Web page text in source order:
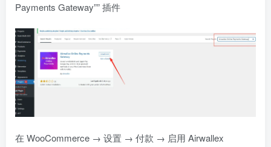
Payments Gateway”” 插件
在 WooCommerce → 设置 → 付款 → 启用 Airwallex